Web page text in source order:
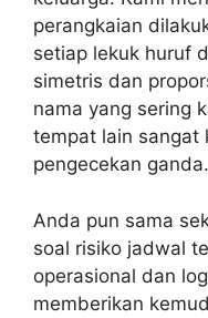
perangkaian
setiap lekuk huruf
simetris dan
nama yang sering
tempat lain sangat
pengecekan ganda.
Anda pun sama
soal risiko jadwal
operasional dan
memberikan